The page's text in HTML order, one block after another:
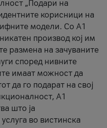
„Подари на
корисници на
модели. Со A1
производ кој им
размена на зачуваните
според нивните
имаат можност да
да го подарат на свој
А1
што ја
во вистинска